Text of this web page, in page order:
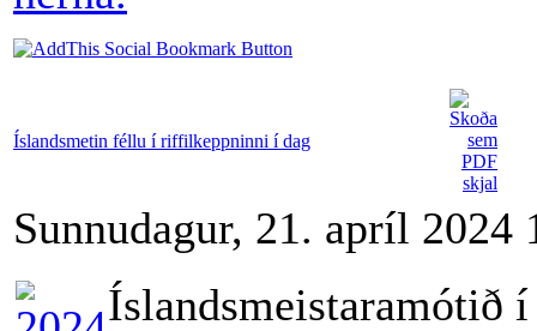
Íslandsmetin féllu í riffilkeppninni í dag
Sunnudagur, 21. apríl 2024
Íslandsmeistaramótið í